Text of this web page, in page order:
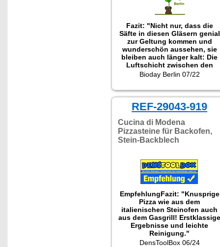
Fazit: "Nicht nur, dass die
Säfte in diesen Gläsern genial
zur Geltung kommen und
wunderschön aussehen, sie
bleiben auch länger kalt: Die
Luftschicht zwischen den
Wänden isoliert das Glas. So
bildet sich außen auch bei
ganz kalten Getränken kein
Kondenswasser und du
kannst sie auch auf
empfindliche Flächen stellen,
ohne Wasserflecken zu
befürchten."
Bioday Berlin 07/22
REF-29043-919
Cucina di Modena
Pizzasteine für Backofen,
Stein-Backblech
EmpfehlungFazit: "Knusprige
Pizza wie aus dem
italienischen Steinofen auch
aus dem Gasgrill! Erstklassige
Ergebnisse und leichte
Reinigung."
DensToolBox 06/24